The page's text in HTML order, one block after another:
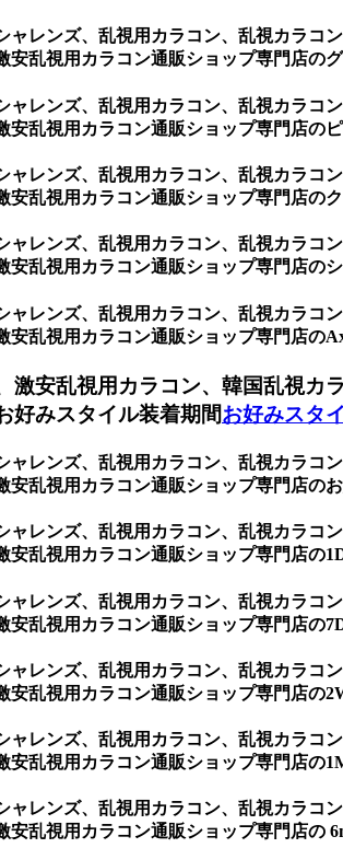
レンズ、乱視用カラコン、乱視カラコ
安乱視用カラコン通販ショップ専門店の
レンズ、乱視用カラコン、乱視カラコ
安乱視用カラコン通販ショップ専門店の
レンズ、乱視用カラコン、乱視カラコ
安乱視用カラコン通販ショップ専門店の
レンズ、乱視用カラコン、乱視カラコ
乱視用カラコン通販ショップ専門店の
レンズ、乱視用カラコン、乱視カラコ
乱視用カラコン通販ショップ専門店の
安乱視用カラコン、韓国乱視カ
好みスタイル装着期間お好みスタ
レンズ、乱視用カラコン、乱視カラコ
乱視用カラコン通販ショップ専門店の
レンズ、乱視用カラコン、乱視カラコ
乱視用カラコン通販ショップ専門店の
レンズ、乱視用カラコン、乱視カラコ
乱視用カラコン通販ショップ専門店の
レンズ、乱視用カラコン、乱視カラコ
乱視用カラコン通販ショップ専門店の
レンズ、乱視用カラコン、乱視カラコ
乱視用カラコン通販ショップ専門店の
レンズ、乱視用カラコン、乱視カラコ
乱視用カラコン通販ショップ専門店の